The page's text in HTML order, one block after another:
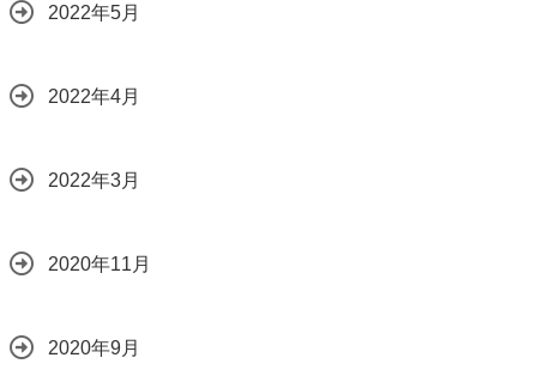
2022年5月
2022年4月
2022年3月
2020年11月
2020年9月